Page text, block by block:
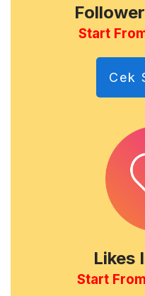
Start
Cek
Likes
Start